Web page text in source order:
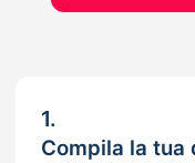
1.
Compila la tua